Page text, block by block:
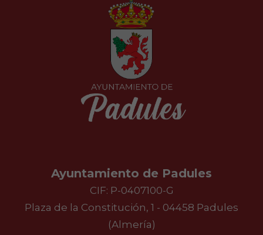
Ayuntamiento de Padules
CIF: P-0407100-G
Plaza de la Constitución, 1 - 04458 Padules
(Almería)